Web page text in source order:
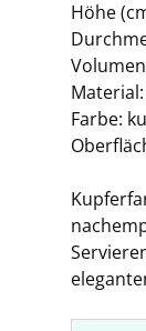
Höhe
Farbe: